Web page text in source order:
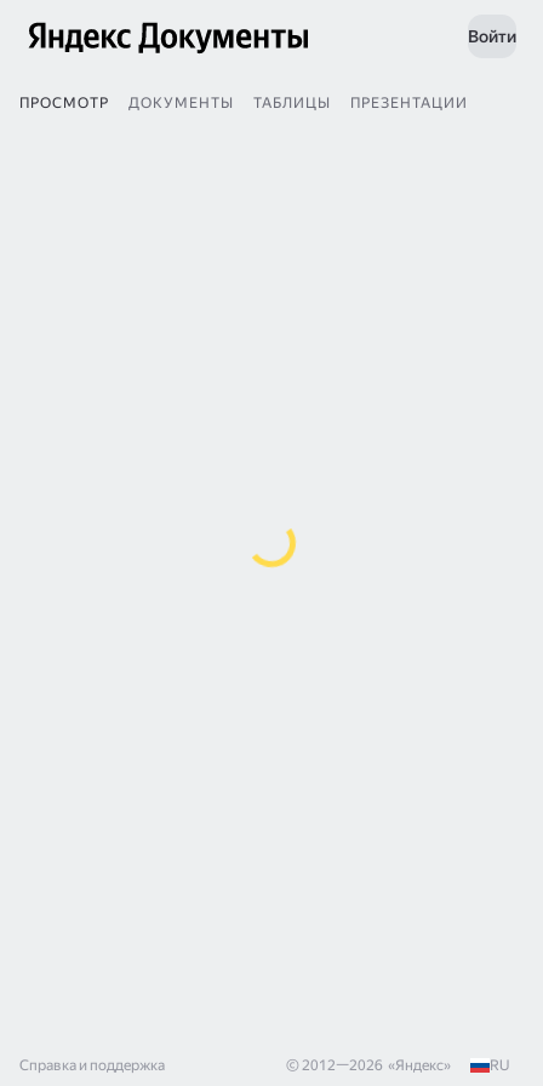
Войти
ПРОСМОТР ДОКУМЕНТЫ ТАБЛИЦЫ ПРЕЗЕНТАЦИИ
Справка и поддержка © 2012—2026 «Яндекс» RU